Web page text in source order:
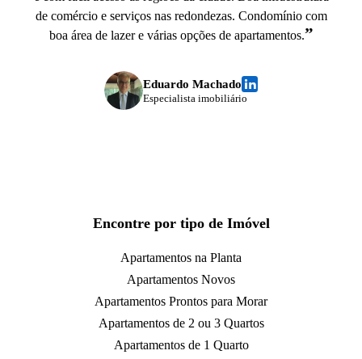
de comércio e serviços nas redondezas. Condomínio com
boa área de lazer e várias opções de apartamentos.”
Eduardo Machado
Especialista imobiliário
Encontre por tipo de Imóvel
Apartamentos na Planta
Apartamentos Novos
Apartamentos Prontos para Morar
Apartamentos de 2 ou 3 Quartos
Apartamentos de 1 Quarto